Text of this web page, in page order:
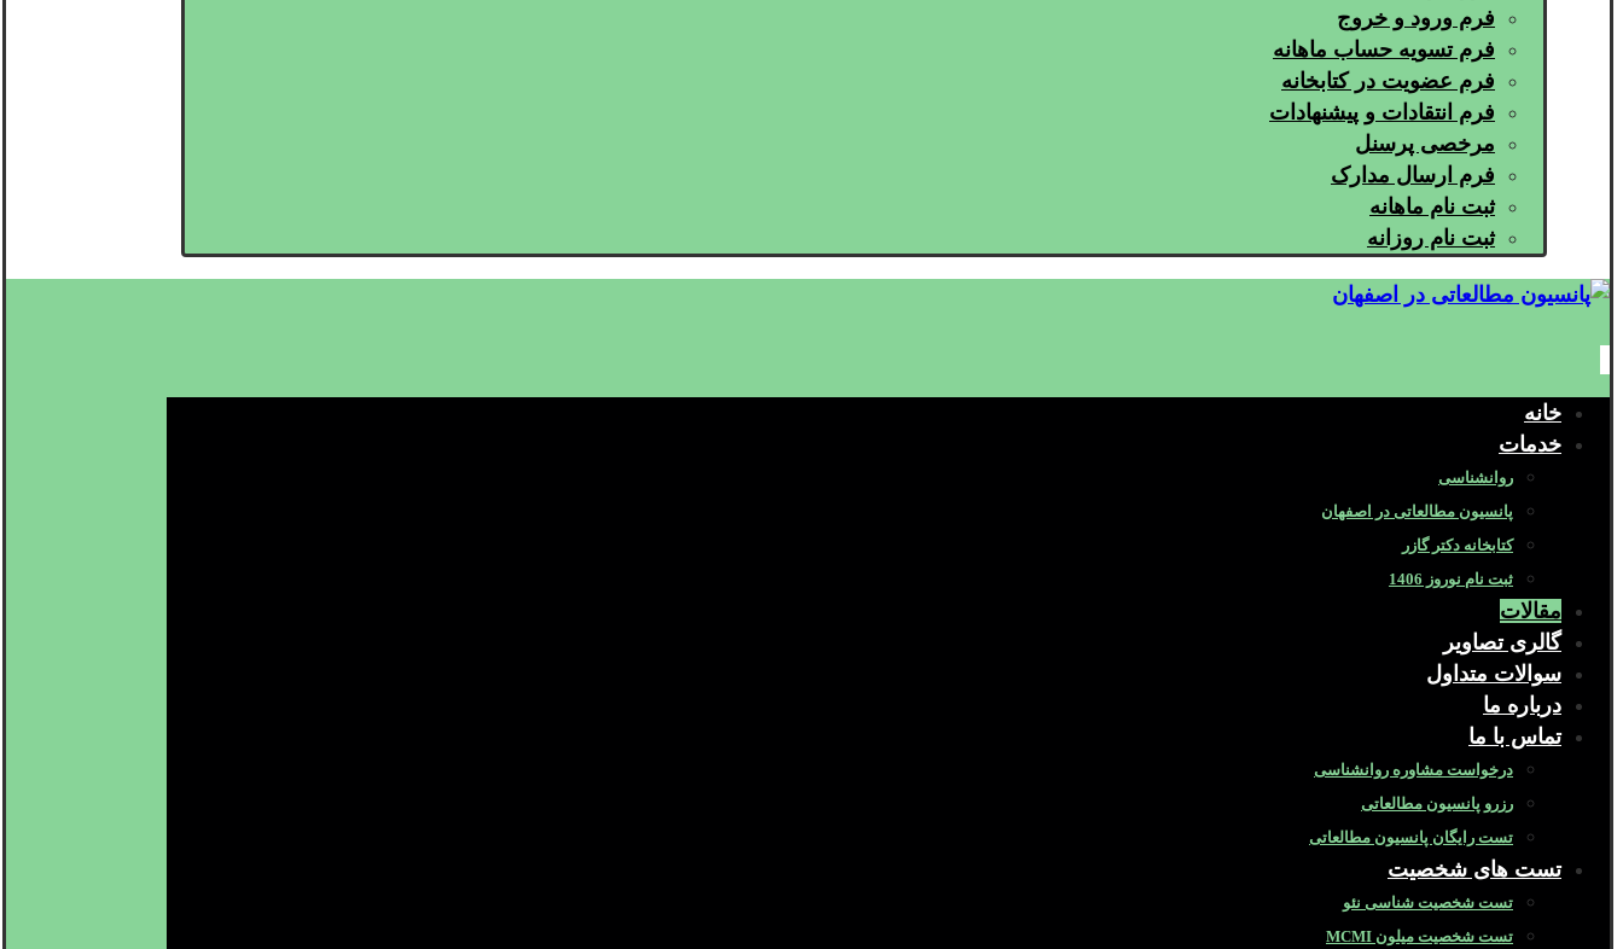
فرم ورود و خروج
فرم تسویه حساب ماهانه
فرم عضویت در کتابخانه
فرم انتقادات و پیشنهادات
مرخصی پرسنل
فرم ارسال مدارک
ثبت نام ماهانه
ثبت نام روزانه
خانه
خدمات
روانشناسی
پانسیون مطالعاتی در اصفهان
کتابخانه دکتر گازر
ثبت نام نوروز 1406
مقالات
گالری تصاویر
سوالات متداول
درباره ما
تماس با ما
درخواست مشاوره روانشناسی
رزرو پانسیون مطالعاتی
تست رایگان پانسیون مطالعاتی
تست های شخصیت
تست شخصیت شناسی نئو
تست شخصیت میلون MCMI